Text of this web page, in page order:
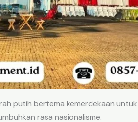
putih bertema kemerdekaan
rasa nasionalisme.